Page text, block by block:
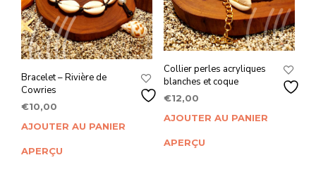
Bracelet – Rivière de
Cowries
€10,00
AJOUTER AU PANIER
APERÇU
Collier perles acryliques
blanches et coque
€12,00
AJOUTER AU PANIER
APERÇU